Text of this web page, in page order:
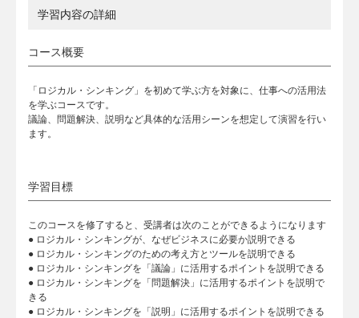
学習内容の詳細
コース概要
「ロジカル・シンキング」を初めて学ぶ方を対象に、仕事への活用法
を学ぶコースです。
議論、問題解決、説明など具体的な活用シーンを想定して演習を行い
ます。
学習目標
このコースを修了すると、受講者は次のことができるようになります
● ロジカル・シンキングが、なぜビジネスに必要か説明できる
● ロジカル・シンキングのための考え方とツールを説明できる
● ロジカル・シンキングを「議論」に活用するポイントを説明できる
● ロジカル・シンキングを「問題解決」に活用するポイントを説明で
きる
● ロジカル・シンキングを「説明」に活用するポイントを説明できる